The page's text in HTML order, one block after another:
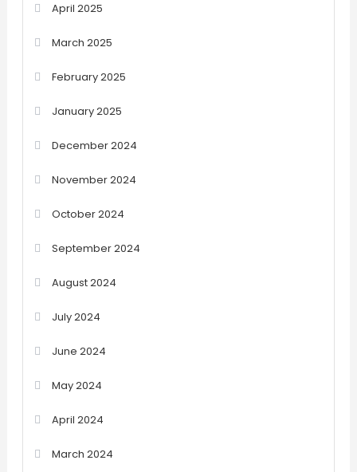
April 2025
March 2025
February 2025
January 2025
December 2024
November 2024
October 2024
September 2024
August 2024
July 2024
June 2024
May 2024
April 2024
March 2024